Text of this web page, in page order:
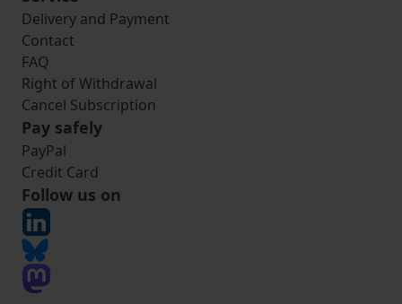
Delivery and Payment
Contact
FAQ
Right of Withdrawal
Cancel Subscription
Pay safely
PayPal
Credit Card
Follow us on